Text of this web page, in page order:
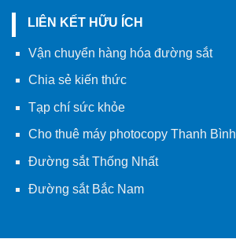
LIÊN KẾT HỮU ÍCH
Vận chuyển hàng hóa đường sắt
Chia sẻ kiến thức
Tạp chí sức khỏe
Cho thuê máy photocopy Thanh Bình
Đường sắt Thống Nhất
Đường sắt Bắc Nam